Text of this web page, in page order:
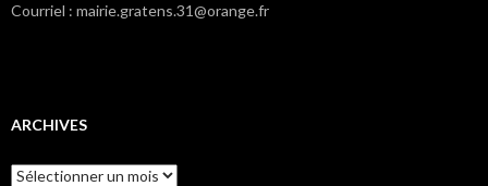
Courriel : mairie.gratens.31@orange.fr
ARCHIVES
A